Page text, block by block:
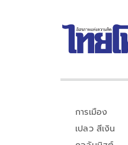
การเมือง
เปลว สีเงิน